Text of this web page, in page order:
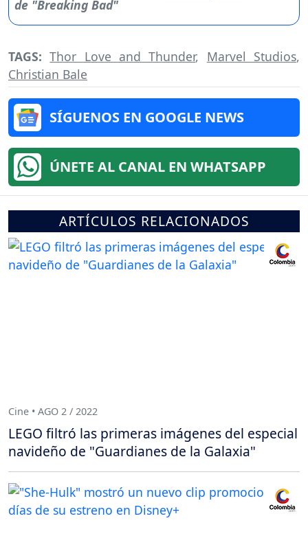
TAGS:Thor Love and Thunder, Marvel Studios,
Christian Bale
SÍGUENOS EN GOOGLE NEWS
ÚNETE AL CANAL EN WHATSAPP
ARTÍCULOS RELACIONADOS
Cine • AGO 2 / 2022
LEGO filtró las primeras imágenes del especial
navideño de "Guardianes de la Galaxia"